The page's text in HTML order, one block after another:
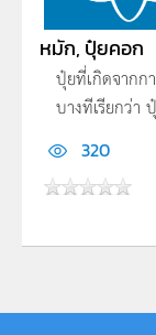
หมัก, ปุ๋ยคอก
ปุ๋ยที่เกิดจากก
บางทีเรียกว่า
320